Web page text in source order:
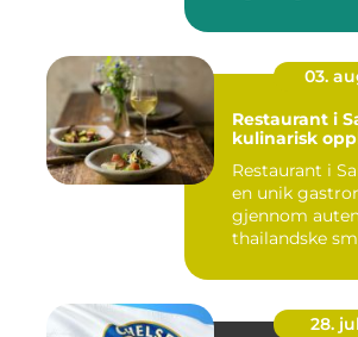
03.
Restaurant i
kulinarisk
Restaurant i
en unik
gjennom
thailandske
28. jul